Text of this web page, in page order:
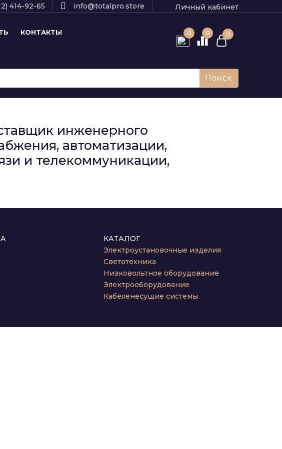
414-92-65 info@totalpro.store Личный кабинет
КОНТАКТЫ 0 0 0
Поиск
инженерного
автоматизации,
и телекоммуникации,
КАТАЛОГ
Электроустановочные изделия
Светотехника
Низковольтное оборудование
Электрооборудование
Кабеленесущие системы